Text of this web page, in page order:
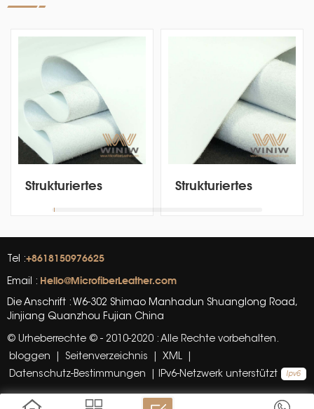
Strukturiertes
Ledermaterial für
Autositzbezüge
Strukturiertes
Ledermaterial für
Tel :+8618150976625
Email : Hello@MicrofiberLeather.com
Die Anschrift : W6-302 Shimao Manhadun Shuanglong Road,
Jinjiang Quanzhou Fujian China
© Urheberrechte © - 2010-2020 : Alle Rechte vorbehalten.
bloggen
Seitenverzeichnis XML
Datenschutz-Bestimmungen
IPv6-Netzwerk unterstützt